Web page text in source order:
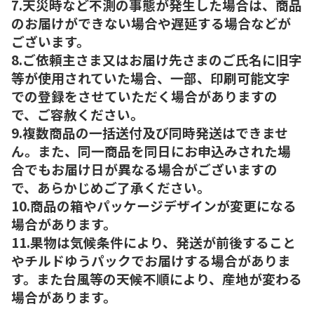
7.天災時など不測の事態が発生した場合は、商品
のお届けができない場合や遅延する場合などが
ございます。
8.ご依頼主さま又はお届け先さまのご氏名に旧字
等が使用されていた場合、一部、印刷可能文字
での登録をさせていただく場合がありますの
で、ご容赦ください。
9.複数商品の一括送付及び同時発送はできませ
ん。また、同一商品を同日にお申込みされた場
合でもお届け日が異なる場合がございますの
で、あらかじめご了承ください。
10.商品の箱やパッケージデザインが変更になる
場合があります。
11.果物は気候条件により、発送が前後すること
やチルドゆうパックでお届けする場合がありま
す。また台風等の天候不順により、産地が変わる
場合があります。